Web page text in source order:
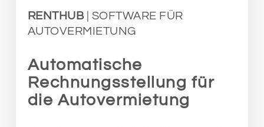
RENTHUB| SOFTWARE FÜR
AUTOVERMIETUNG
Automatische
Rechnungsstellung für
die Autovermietung